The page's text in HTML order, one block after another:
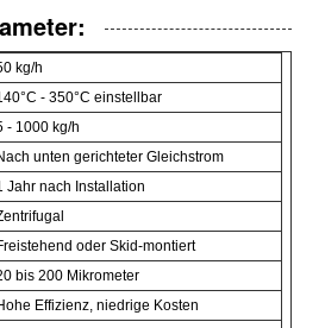
kg/h
- 350°C einstellbar
- 1000 kg/h
unten gerichteter Gleichstrom
Jahr nach Installation
oder Skid-montiert
bis 200 Mikrometer
Effizienz, niedrige Kosten